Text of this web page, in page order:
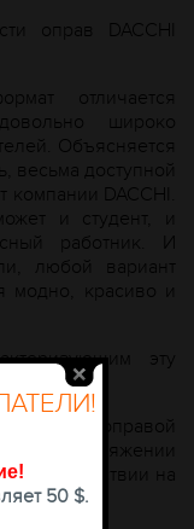
оправ DACCHI
отличается
широко
Объясняется
весьма доступной
компании DACCHI.
и студент, и
работник. И
любой вариант
модно, красиво и
эту
оправой
на протяжении
их присутствии на
!
50 $.